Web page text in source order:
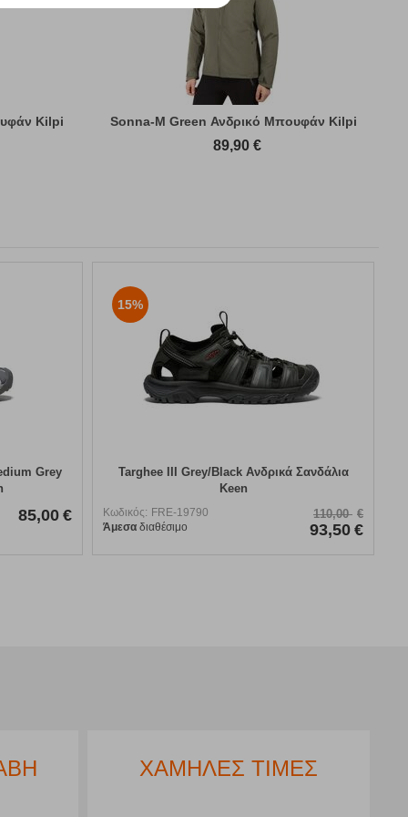
Kilpi Sonna-M Green Ανδρικό Μπουφάν Kilpi
89,90 €
Grey
85,00 €
15%
Targhee III Grey/Black Ανδρικά Σανδάλια
Keen
Κωδικός: FRE-19790
Άμεσα διαθέσιμο
110,00 €
93,50 €
ΧΑΜΗΛΕΣ ΤΙΜΕΣ